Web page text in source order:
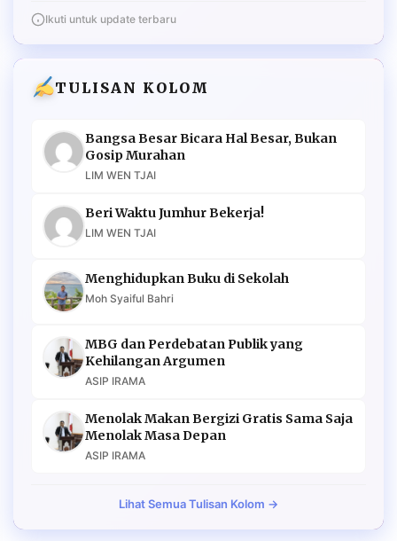
Ikuti untuk update terbaru
TULISAN KOLOM
Bangsa Besar Bicara Hal Besar, Bukan
Gosip Murahan
LIM WEN TJAI
Beri Waktu Jumhur Bekerja!
LIM WEN TJAI
Menghidupkan Buku di Sekolah
Moh Syaiful Bahri
MBG dan Perdebatan Publik yang
Kehilangan Argumen
ASIP IRAMA
Menolak Makan Bergizi Gratis Sama Saja
Menolak Masa Depan
ASIP IRAMA
Lihat Semua Tulisan Kolom →